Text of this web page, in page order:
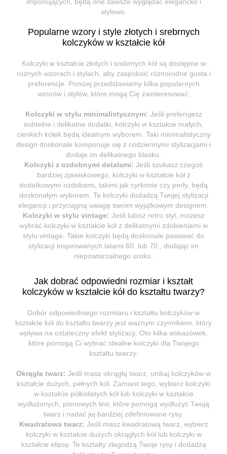
stylowo.
Popularne wzory i style złotych i srebrnych
kolczyków w kształcie kół
Kolczyki w kształcie złotych i srebrnych kół są dostępne w
różnych wzorach i stylach, aby zaspokoić różnorodne gusta i
preferencje. Poniżej przedstawiamy kilka popularnych
wzorów i stylów, które mogą Cię zainteresować:
Kolczyki w stylu minimalistycznym: Jeśli preferujesz
subtelne i delikatne dodatki, kolczyki w kształcie małych,
cienkich kółek będą idealnym wyborem. Taki minimalistyczny
design doskonale komponuje się z codziennymi stylizacjami i
dodaje im delikatnego blasku.
Kolczyki z ozdobnymi detalami: Jeśli szukasz czegoś
bardziej zjawiskowego, kolczyki w kształcie kół z
dodatkowymi ozdobami, takimi jak cyrkonie czy perły, będą
doskonałym wyborem. Te kolczyki dodadzą Twojej stylizacji
elegancji i przyciągną uwagę swoim wyjątkowym designem.
Kolczyki w stylu vintage: Jeśli lubisz retro styl, możesz
wybrać kolczyki w kształcie kół z delikatnymi zdobieniami w
stylu vintage. Takie kolczyki będą doskonale pasować do
stylizacji inspirowanych latami 60. lub 70., dodając im
niepowtarzalnego uroku.
Jak dobrać odpowiedni rozmiar i kształt
kolczyków w kształcie kół do kształtu twarzy?
Dobór odpowiedniego rozmiaru i kształtu kolczyków w
kształcie kół do kształtu twarzy jest ważnym czynnikiem, który
wpływa na ostateczny efekt stylizacji. Oto kilka wskazówek,
które pomogą Ci wybrać idealne kolczyki dla Twojego
kształtu twarzy:
Okrągła twarz: Jeśli masz okrągłą twarz, unikaj kolczyków w
kształcie dużych, pełnych kół. Zamiast tego, wybierz kolczyki
w kształcie półkolistych kół lub kolczyki w kształcie
wydłużonych, pionowych linii, które pomogą wydłużyć Twoją
twarz i nadać jej bardziej zdefiniowane rysy.
Kwadratowa twarz: Jeśli masz kwadratową twarz, wybierz
kolczyki w kształcie dużych okrągłych kół lub kolczyki w
kształcie elipsy. Te kształty złagodzą Twoje rysy i dodadzą